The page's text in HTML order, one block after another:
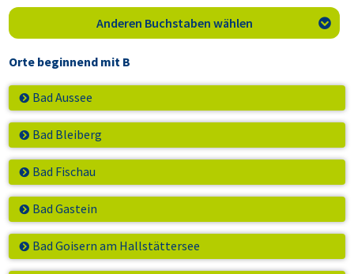
Anderen Buchstaben wählen

Orte beginnend mit B
Bad Aussee
Bad Bleiberg
Bad Fischau
Bad Gastein
Bad Goisern am Hallstättersee